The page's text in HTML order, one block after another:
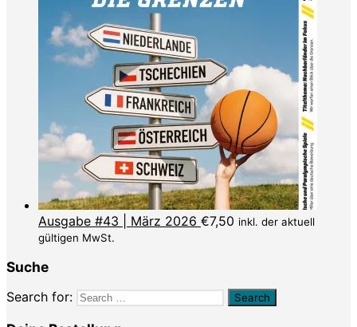
Ausgabe #43 | März 2026 €7,50 inkl. der aktuell
gültigen MwSt.
Suche
Search for: